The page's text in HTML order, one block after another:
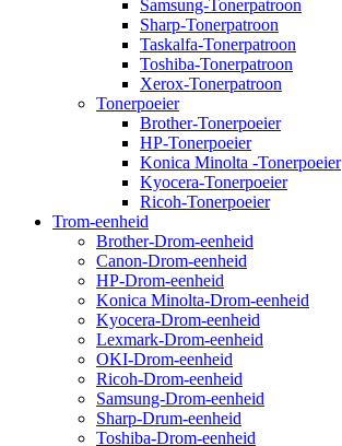
Samsung-Tonerpatroon
Sharp-Tonerpatroon
Taskalfa-Tonerpatroon
Toshiba-Tonerpatroon
Xerox-Tonerpatroon
Tonerpoeier
Brother-Tonerpoeier
HP-Tonerpoeier
Konica Minolta -Tonerpoeier
Kyocera-Tonerpoeier
Ricoh-Tonerpoeier
Trom-eenheid
Brother-Drom-eenheid
Canon-Drom-eenheid
HP-Drom-eenheid
Konica Minolta-Drom-eenheid
Kyocera-Drom-eenheid
Lexmark-Drom-eenheid
OKI-Drom-eenheid
Ricoh-Drom-eenheid
Samsung-Drom-eenheid
Sharp-Drum-eenheid
Toshiba-Drom-eenheid